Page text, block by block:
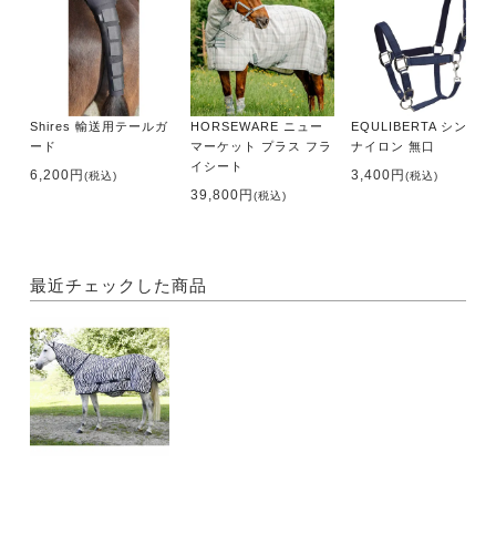
Shires 輸送用テールガ
ード
6,200円(税込)
HORSEWARE ニュー
マーケット プラス フラ
イシート
39,800円(税込)
EQULIBERTA シンプル
ナイロン 無口
3,400円(税込)
最近チェックした商品